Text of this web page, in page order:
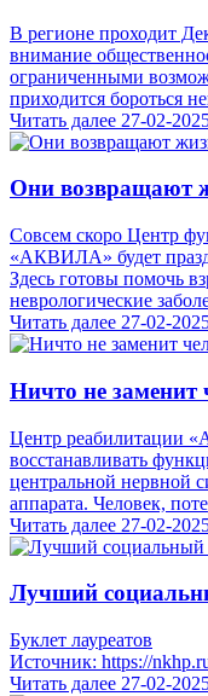
В регионе проходит
внимание
ограниченными
приходится бороться
Читать далее 27-02-
Они возвращают
Совсем скоро Центр
«АКВИЛА» будет
Здесь готовы помочь
неврологические
Читать далее 27-02-
Ничто не заменит
Центр реабилитации
восстанавливать
центральной нервной
аппарата. Человек,
Читать далее 27-02-
Лучший
Буклет лауреатов
Источник: https://
Читать далее 27-02-